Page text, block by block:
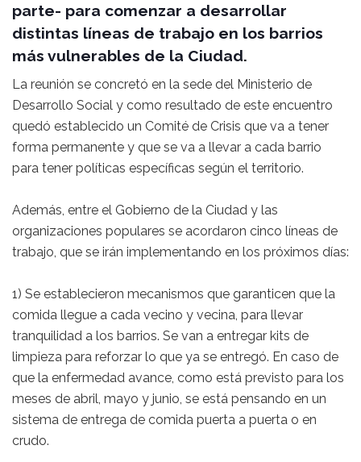
parte- para comenzar a desarrollar
distintas líneas de trabajo en los barrios
más vulnerables de la Ciudad.
La reunión se concretó en la sede del Ministerio de
Desarrollo Social y como resultado de este encuentro
quedó establecido un Comité de Crisis que va a tener
forma permanente y que se va a llevar a cada barrio
para tener políticas específicas según el territorio.
Además, entre el Gobierno de la Ciudad y las
organizaciones populares se acordaron cinco líneas de
trabajo, que se irán implementando en los próximos días:
1) Se establecieron mecanismos que garanticen que la
comida llegue a cada vecino y vecina, para llevar
tranquilidad a los barrios. Se van a entregar kits de
limpieza para reforzar lo que ya se entregó. En caso de
que la enfermedad avance, como está previsto para los
meses de abril, mayo y junio, se está pensando en un
sistema de entrega de comida puerta a puerta o en
crudo.